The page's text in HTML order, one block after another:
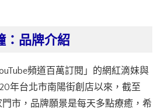
：品牌介紹
頻道百萬訂閱」的網紅滴妹與
年台北市南陽街創店以來，截至
門市，品牌願景是每天多點療癒，希